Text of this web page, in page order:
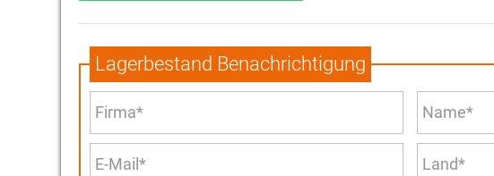
Lagerbestand Benachrichtigung